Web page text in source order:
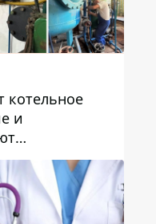
котельное
и
установки:
готовятся к
сезону